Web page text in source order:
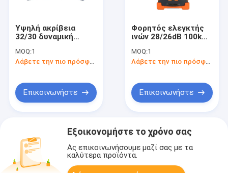
Υψηλή ακρίβεια
32/30 δυναμική
Reflectometer
χρονικών περιοχών
MOQ:1
Λάβετε την πιο πρόσφατη τιμή
Επικοινωνήστε
Φορητός ελεγκτής
ινών 28/26dB 100km
MOQ:1
Επικοινωνήστε
Εξοικονομήστε το χρόνο σας
Ας επικοινωνήσουμε μαζί σας με τα
καλύτερα προϊόντα.